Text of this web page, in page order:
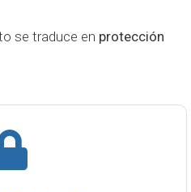
se traduce en protección